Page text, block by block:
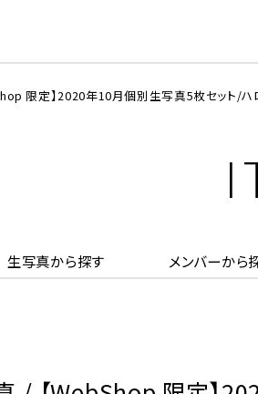
限定】2020年10月個別生写真5枚セット/ハ
生写真から探す メンバーから